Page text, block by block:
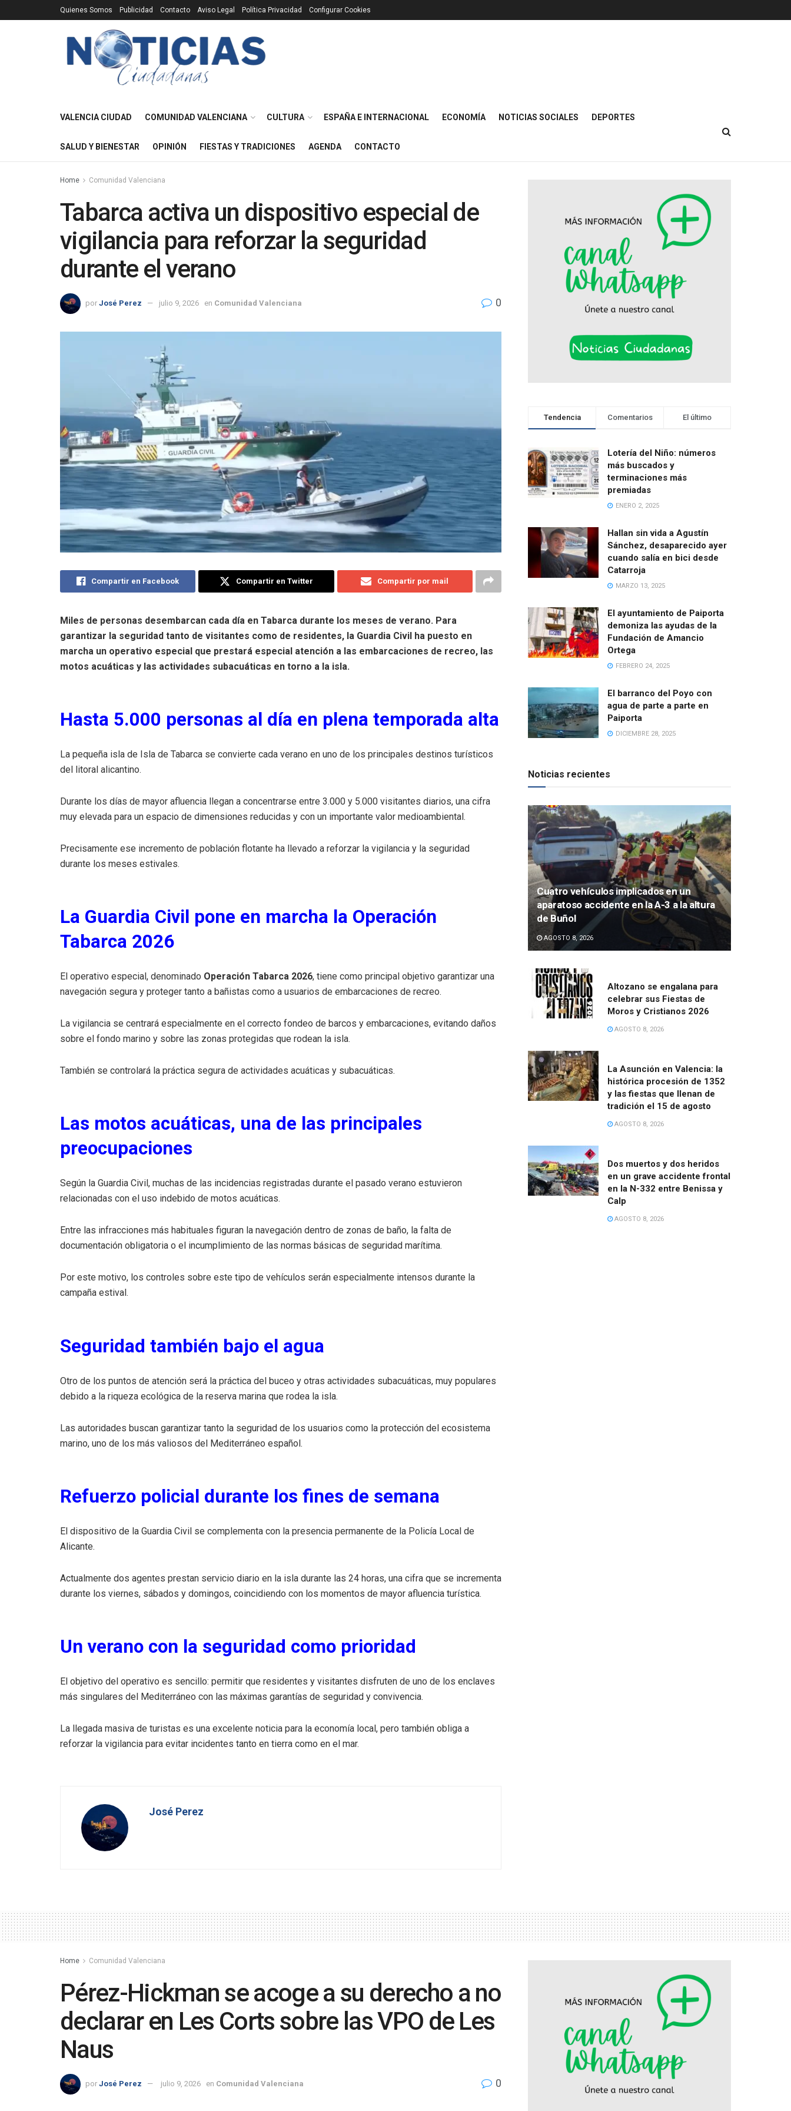
Quienes Somos Publicidad Contacto Aviso Legal Política Privacidad Configurar Cookies
VALENCIA CIUDAD COMUNIDAD VALENCIANA CULTURA ESPAÑA E INTERNACIONAL ECONOMÍA NOTICIAS SOCIALES DEPORTES
SALUD Y BIENESTAR OPINIÓN FIESTAS Y TRADICIONES AGENDA CONTACTO
Home Comunidad Valenciana
Tabarca activa un dispositivo especial de
vigilancia para reforzar la seguridad
durante el verano
por José Perez julio 9, 2026 en Comunidad Valenciana 0
Compartir en Facebook Compartir en Twitter Compartir por mail
Miles de personas desembarcan cada día en Tabarca durante los meses de verano. Para
garantizar la seguridad tanto de visitantes como de residentes, la Guardia Civil ha puesto en
marcha un operativo especial que prestará especial atención a las embarcaciones de recreo, las
motos acuáticas y las actividades subacuáticas en torno a la isla.
Hasta 5.000 personas al día en plena temporada alta
La pequeña isla de Isla de Tabarca se convierte cada verano en uno de los principales destinos turísticos
del litoral alicantino.
Durante los días de mayor afluencia llegan a concentrarse entre 3.000 y 5.000 visitantes diarios, una cifra
muy elevada para un espacio de dimensiones reducidas y con un importante valor medioambiental.
Precisamente ese incremento de población flotante ha llevado a reforzar la vigilancia y la seguridad
durante los meses estivales.
La Guardia Civil pone en marcha la Operación
Tabarca 2026
El operativo especial, denominado Operación Tabarca 2026, tiene como principal objetivo garantizar una
navegación segura y proteger tanto a bañistas como a usuarios de embarcaciones de recreo.
La vigilancia se centrará especialmente en el correcto fondeo de barcos y embarcaciones, evitando daños
sobre el fondo marino y sobre las zonas protegidas que rodean la isla.
También se controlará la práctica segura de actividades acuáticas y subacuáticas.
Las motos acuáticas, una de las principales
preocupaciones
Según la Guardia Civil, muchas de las incidencias registradas durante el pasado verano estuvieron
relacionadas con el uso indebido de motos acuáticas.
Entre las infracciones más habituales figuran la navegación dentro de zonas de baño, la falta de
documentación obligatoria o el incumplimiento de las normas básicas de seguridad marítima.
Por este motivo, los controles sobre este tipo de vehículos serán especialmente intensos durante la
campaña estival.
Seguridad también bajo el agua
Otro de los puntos de atención será la práctica del buceo y otras actividades subacuáticas, muy populares
debido a la riqueza ecológica de la reserva marina que rodea la isla.
Las autoridades buscan garantizar tanto la seguridad de los usuarios como la protección del ecosistema
marino, uno de los más valiosos del Mediterráneo español.
Refuerzo policial durante los fines de semana
El dispositivo de la Guardia Civil se complementa con la presencia permanente de la Policía Local de
Alicante.
Actualmente dos agentes prestan servicio diario en la isla durante las 24 horas, una cifra que se incrementa
durante los viernes, sábados y domingos, coincidiendo con los momentos de mayor afluencia turística.
Un verano con la seguridad como prioridad
El objetivo del operativo es sencillo: permitir que residentes y visitantes disfruten de uno de los enclaves
más singulares del Mediterráneo con las máximas garantías de seguridad y convivencia.
La llegada masiva de turistas es una excelente noticia para la economía local, pero también obliga a
reforzar la vigilancia para evitar incidentes tanto en tierra como en el mar.
José Perez
Tendencia Comentarios El último
Lotería del Niño: números
más buscados y
terminaciones más
premiadas
ENERO 2, 2025
Hallan sin vida a Agustín
Sánchez, desaparecido ayer
cuando salía en bici desde
Catarroja
MARZO 13, 2025
El ayuntamiento de Paiporta
demoniza las ayudas de la
Fundación de Amancio
Ortega
FEBRERO 24, 2025
El barranco del Poyo con
agua de parte a parte en
Paiporta
DICIEMBRE 28, 2025
Noticias recientes
Cuatro vehículos implicados en un
aparatoso accidente en la A-3 a la altura
de Buñol
AGOSTO 8, 2026
Altozano se engalana para
celebrar sus Fiestas de
Moros y Cristianos 2026
AGOSTO 8, 2026
La Asunción en Valencia: la
histórica procesión de 1352
y las fiestas que llenan de
tradición el 15 de agosto
AGOSTO 8, 2026
Dos muertos y dos heridos
en un grave accidente frontal
en la N-332 entre Benissa y
Calp
AGOSTO 8, 2026
Home Comunidad Valenciana
Pérez-Hickman se acoge a su derecho a no
declarar en Les Corts sobre las VPO de Les
Naus
por José Perez julio 9, 2026 en Comunidad Valenciana 0